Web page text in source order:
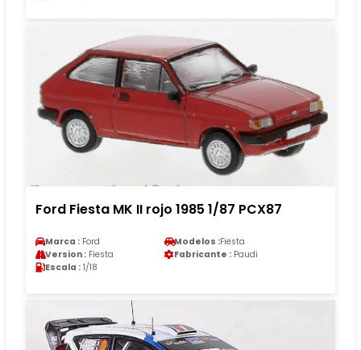
Ford Fiesta MK II rojo 1985 1/87 PCX87
Marca : Ford Modelos :Fiesta
Version : Fiesta Fabricante : Paudi
Escala : 1/18